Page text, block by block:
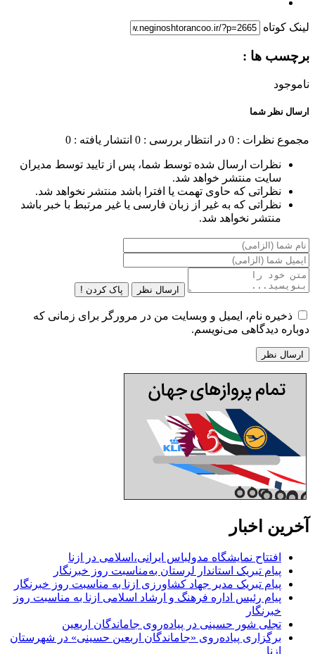
لینک کوتاه
برچسب ها :
ناموجود
ارسال نظر شما
مجموع نظرات : 0 در انتظار بررسی : 0 انتشار یافته : 0
نظرات ارسال شده توسط شما، پس از تایید توسط مدیران
سایت منتشر خواهد شد.
نظراتی که حاوی تهمت یا افترا باشد منتشر نخواهد شد.
نظراتی که به غیر از زبان فارسی یا غیر مرتبط با خبر باشد
منتشر نخواهد شد.
ارسال نظر پاک کردن !
ذخیره نام، ایمیل و وبسایت من در مرورگر برای زمانی که
دوباره دیدگاهی می‌نویسم.
آخرین اخبار
افتتاح نمایشگاه مدولباس ایرانی،اسلامی در ازنا
پیام تبریک استاندار لرستان به‌مناسبت روز خبرنگار
پیام تبریک مدیر جهاد کشاورزی ازنا به مناسبت روز خبرنگار
پیام رئیس اداره فرهنگ و ارشاد اسلامی ازنا به مناسبت روز
خبرنگار
تجلی شور حسینی در پیاده‌روی جاماندگان اربعین
برگزاری پیاده‌روی «جاماندگان اربعین حسینی» در شهرستان
ازنا